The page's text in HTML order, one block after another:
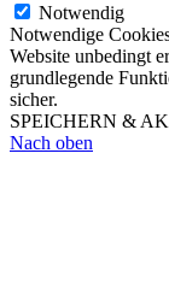
Notwendig
Notwendige
Website unbedingt
grundlegende
sicher.
SPEICHERN &
Nach oben